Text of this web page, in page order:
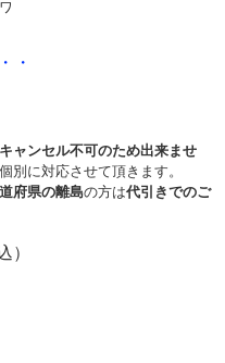
・
ャンセル不可のため出来ませ
別に対応させて頂きます。
府県の離島の方は代引きでのご
）